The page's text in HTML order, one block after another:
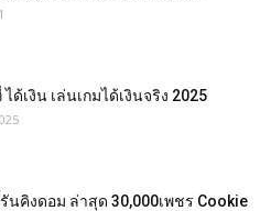
ด้เงิน เล่นเกมได้เงินจริง 2025
นคิงดอม ล่าสุด 30,000เพชร Cookie